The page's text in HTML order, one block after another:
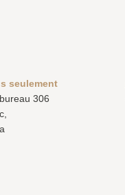
seulement
306